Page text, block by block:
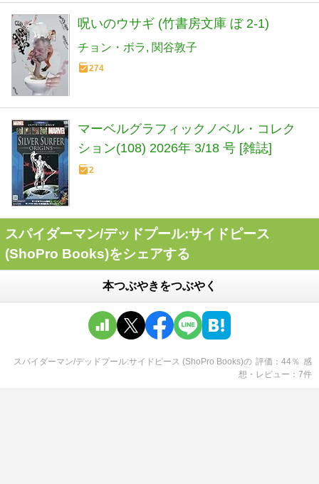
呪いのウサギ (竹書房文庫 ぼ 2-1)
チョン・ボラ 関谷敦子
274
マーベルグラフィックノベル・コレク
ション(108) 2026年 3/18 号 [雑誌]
2
スパイダーマン/デッドプール:サイドピース
(ShoPro Books)をシェアする
本つぶやきをつぶやく
スパイダーマン/デッドプール:サイドピース (ShoPro Books)の 評価 44％ 感
想・レビュー
7件